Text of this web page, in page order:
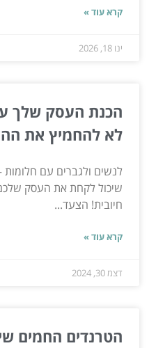
קרא עוד »
ינו 18, 2026
הכנת העסק שלך
לא להחמיץ את
לנשים ולגברים עם
שיכול לקחת את העסק
חיובית! הצעד...
קרא עוד »
דצמ 30, 2024
הטרנדים החמים